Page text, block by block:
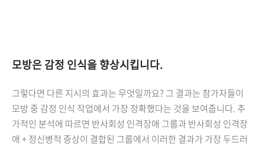
모방은 감정 인식을 향상시킵니다.
그렇다면 다른 지시의 효과는 무엇일까요? 그 결과는 참가자들이
모방 중 감정 인식 작업에서 가장 정확했다는 것을 보여줍니다. 추
가적인 분석에 따르면 반사회성 인격장애 그룹과 반사회성 인격장
애 + 정신병적 증상이 결합된 그룹에서 이러한 결과가 가장 두드러